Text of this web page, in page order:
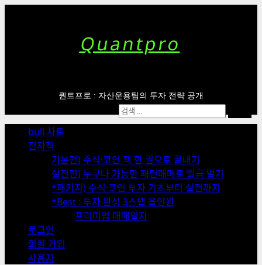
Quantpro
퀀트프로 : 자산운용팀의 투자 전략 공개
Menu
bull 차트
전자책
기본편) 주식·코인 책 한 권으로 끝내기
실전편) 누구나 가능한 패턴매매로 월급 벌기
*패키지) 주식·코인 투자 기초부터 실전까지
*Best : 투자 완성 3스텝 올인원
프리미엄 매매일지
로그인
회원 가입
사용자
검
색: